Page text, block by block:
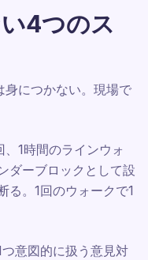
4つのス
につかない。現場で
1時間のラインウォ
ダーブロックとして設
る。1回のウォークで1
意図的に扱う意見対